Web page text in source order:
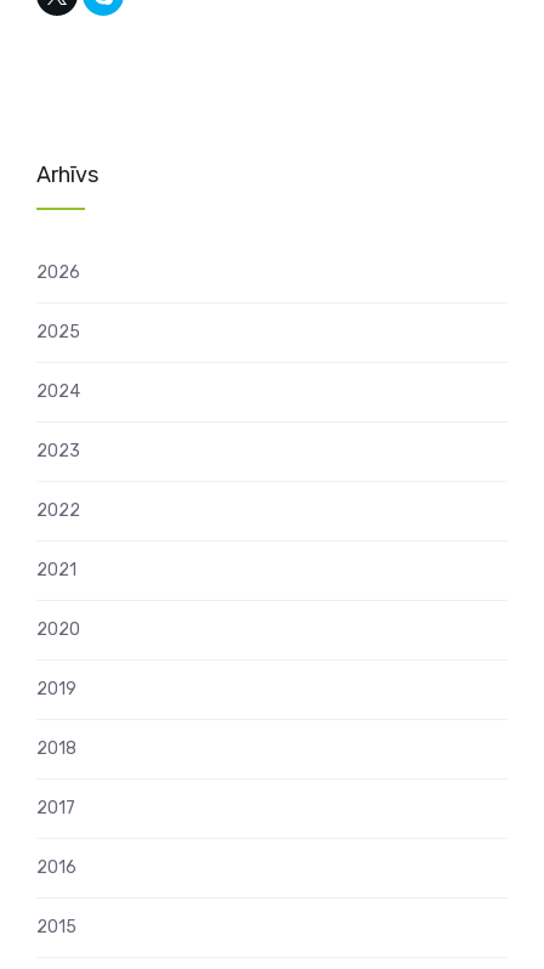
Arhīvs
2026
2025
2024
2023
2022
2021
2020
2019
2018
2017
2016
2015